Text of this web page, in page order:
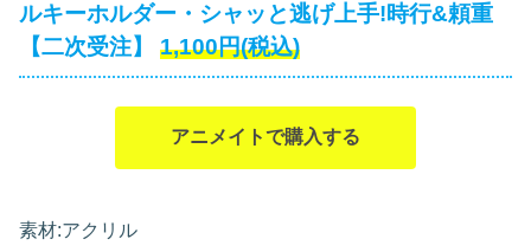
ルキーホルダー・シャッと逃げ上手!時行&頼重
【二次受注】
1,100円(税込)
アニメイトで購入する
素材:アクリル